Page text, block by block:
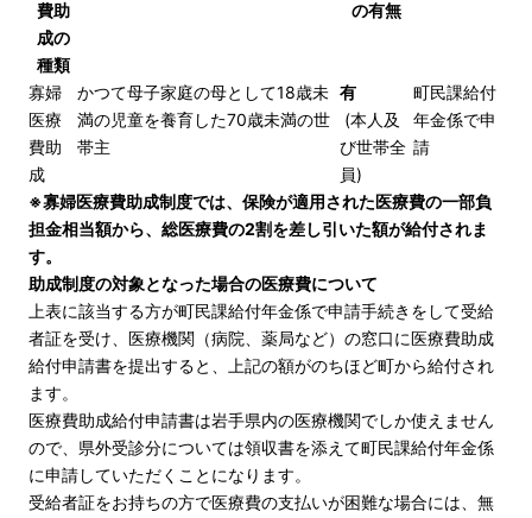
費助
成の
種類
の有無
寡婦
医療
費助
成
かつて母子家庭の母として18歳未
満の児童を養育した70歳未満の世
帯主
有
(本人及
び世帯全
員)
町民課給付
年金係で申
請
※寡婦医療費助成制度では、保険が適用された医療費の一部負
担金相当額から、総医療費の2割を差し引いた額が給付されま
す。
助成制度の対象となった場合の医療費について
上表に該当する方が町民課給付年金係で申請手続きをして受給
者証を受け、医療機関（病院、薬局など）の窓口に医療費助成
給付申請書を提出すると、上記の額がのちほど町から給付され
ます。
医療費助成給付申請書は岩手県内の医療機関でしか使えません
ので、県外受診分については領収書を添えて町民課給付年金係
に申請していただくことになります。
受給者証をお持ちの方で医療費の支払いが困難な場合には、無